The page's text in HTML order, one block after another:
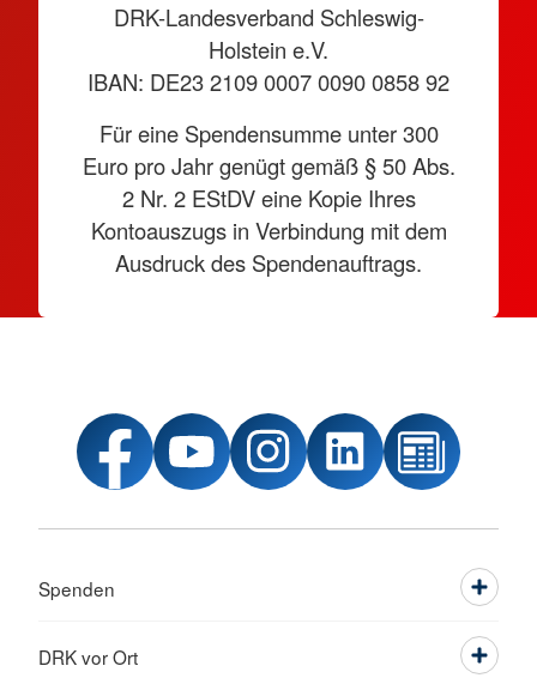
DRK-Landesverband Schleswig-
Holstein e.V.
IBAN: DE23 2109 0007 0090 0858 92
Für eine Spendensumme unter 300
Euro pro Jahr genügt gemäß § 50 Abs.
2 Nr. 2 EStDV eine Kopie Ihres
Kontoauszugs in Verbindung mit dem
Ausdruck des Spendenauftrags.
Spenden
DRK vor Ort